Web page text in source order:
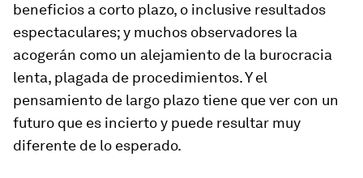
beneficios a corto plazo, o inclusive resultados
espectaculares; y muchos observadores la
acogerán como un alejamiento de la burocracia
lenta, plagada de procedimientos. Y el
pensamiento de largo plazo tiene que ver con un
futuro que es incierto y puede resultar muy
diferente de lo esperado.